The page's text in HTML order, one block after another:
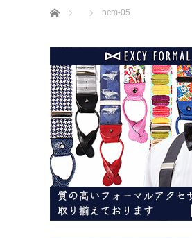
ホーム ncm-05